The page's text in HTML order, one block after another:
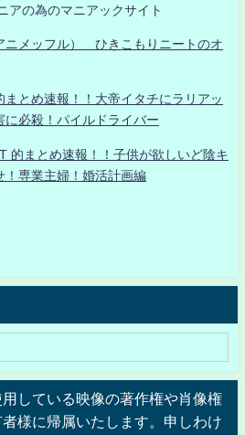
アの為のマニアックサイト
ニメッフル） ひきこもりニートのオ
とめ速報！！大帝イタチにラリアッ
に必殺！パイルドライバー
的まとめ速報！！子供が欲しいど陰キ
！専業主婦！婚活計画編
している映像の著作権や肖像権
様に帰属いたします。申しわけ